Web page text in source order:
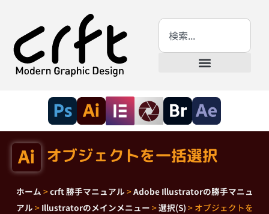
オブジェクトを一括選択
ホーム >crft 勝手マニュアル >Adobe Illustratorの勝手マニュ
アル > Illustratorのメインメニュー >選択(S) > オブジェクトを